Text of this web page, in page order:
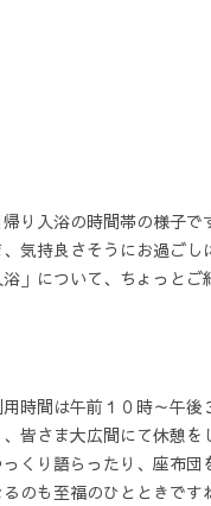
り入浴の時間帯の様子で
気持良さそうにお過ごし
」について、ちょっとご
時間は午前１０時～午後
皆さま大広間にて休憩を
くり語らったり、座布団
のも至福のひとときです